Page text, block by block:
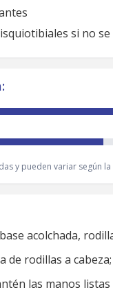
si no
y pueden variar según la
acolchada,
de rodillas a
las manos